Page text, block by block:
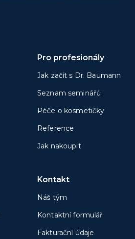
Pro profesionály
Jak začít s Dr. Baumann
Seznam seminářů
Péče o kosmetičky
Reference
Jak nakoupit
Kontakt
Náš tým
Kontaktní formulář
Fakturační údaje